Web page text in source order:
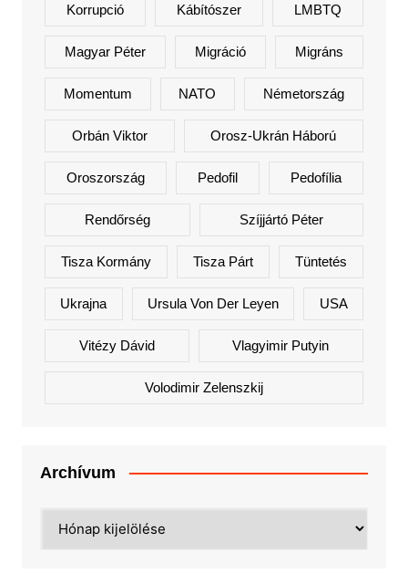
Korrupció Kábítószer LMBTQ
Magyar Péter Migráció Migráns
Momentum NATO Németország
Orbán Viktor Orosz-Ukrán Háború
Oroszország Pedofil Pedofília
Rendőrség Szíjjártó Péter
Tisza Kormány Tisza Párt Tüntetés
Ukrajna Ursula Von Der Leyen USA
Vitézy Dávid Vlagyimir Putyin
Volodimir Zelenszkij
Archívum